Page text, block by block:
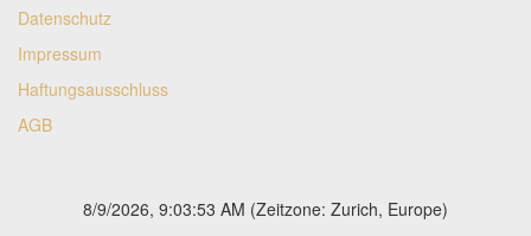
Datenschutz
Impressum
Haftungsausschluss
AGB
8/9/2026, 9:03:53 AM (Zeitzone: Zurich, Europe)